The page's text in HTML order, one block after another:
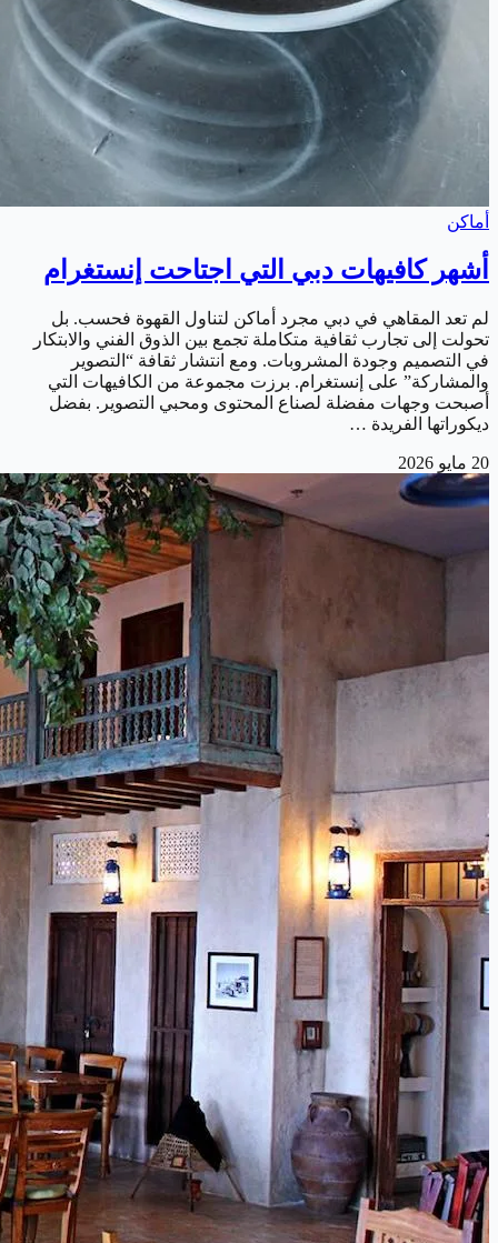
أماكن
أشهر كافيهات دبي التي اجتاحت إنستغرام
لم تعد المقاهي في دبي مجرد أماكن لتناول القهوة فحسب. بل
تحولت إلى تجارب ثقافية متكاملة تجمع بين الذوق الفني والابتكار
في التصميم وجودة المشروبات. ومع انتشار ثقافة “التصوير
والمشاركة” على إنستغرام. برزت مجموعة من الكافيهات التي
أصبحت وجهات مفضلة لصناع المحتوى ومحبي التصوير. بفضل
ديكوراتها الفريدة …
20 مايو 2026